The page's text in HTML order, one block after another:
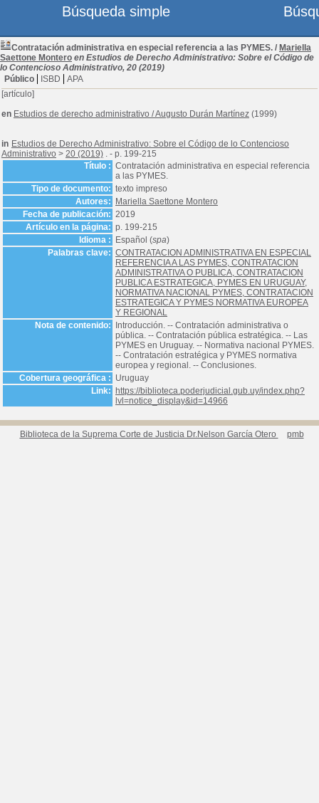
Contratación administrativa en especial referencia a las PYMES. / Mariella
Saettone Montero en Estudios de Derecho Administrativo: Sobre el Código de
lo Contencioso Administrativo, 20 (2019)
Público
ISBD
APA
[artículo]
en Estudios de derecho administrativo /Augusto Durán Martínez (1999)
in Estudios de Derecho Administrativo: Sobre el Código de lo Contencioso
Administrativo > 20 (2019) . - p. 199-215
Título : Contratación administrativa en especial referencia
a las PYMES.
Tipo de documento: texto impreso
Autores:
Mariella Saettone Montero
Fecha de publicación: 2019
Artículo en la página: p. 199-215
Idioma :
Español (spa)
Palabras clave: CONTRATACION ADMINISTRATIVA EN ESPECIAL
REFERENCIA A LAS PYMES, CONTRATACION
ADMINISTRATIVA O PUBLICA, CONTRATACION
PUBLICA ESTRATEGICA, PYMES EN URUGUAY,
NORMATIVA NACIONAL PYMES, CONTRATACION
ESTRATEGICA Y PYMES NORMATIVA EUROPEA
Y REGIONAL
Nota de contenido:
Introducción. -- Contratación administrativa o
pública. -- Contratación pública estratégica. -- Las
PYMES en Uruguay. -- Normativa nacional PYMES.
-- Contratación estratégica y PYMES normativa
europea y regional. -- Conclusiones.
Cobertura geográfica : Uruguay
Link:
https://biblioteca.poderjudicial.gub.uy/index.php?
lvl=notice_display&id=14966
Biblioteca de la Suprema Corte de Justicia Dr.Nelson García Otero pmb
Búsqueda simple